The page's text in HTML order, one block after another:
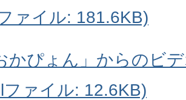
ァイル: 181.6KB)
かぴょん」からのビ
ファイル: 12.6KB)